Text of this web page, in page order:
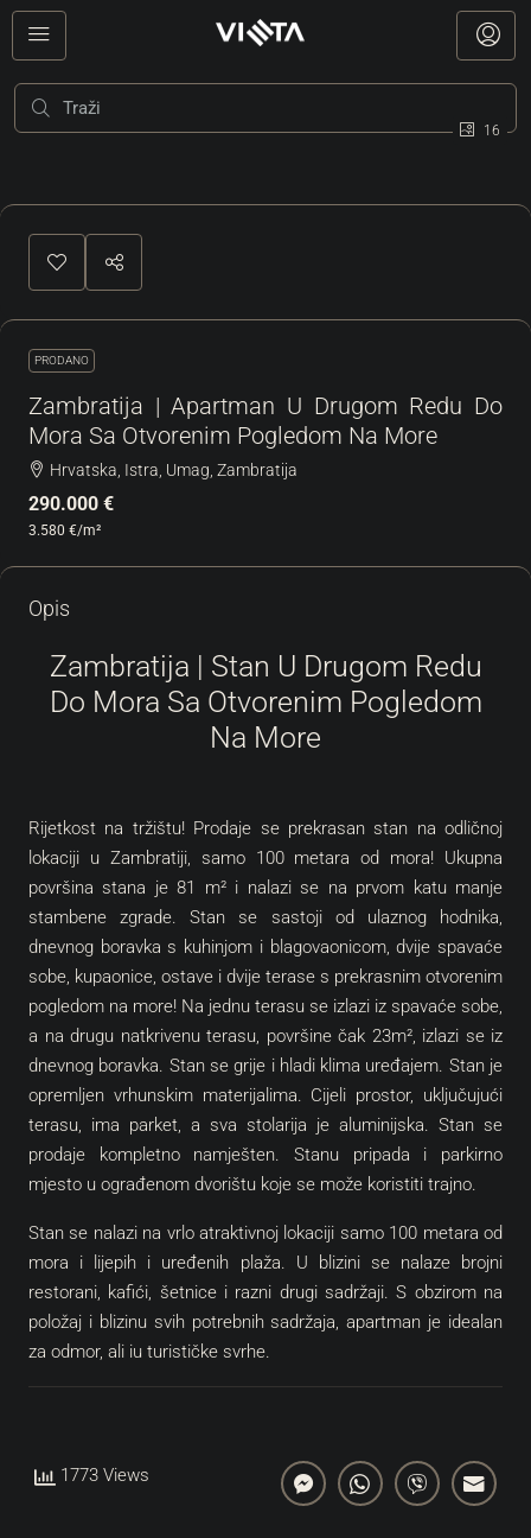
16
PRODANO
Zambratija | Apartman U Drugom Redu Do
Mora Sa Otvorenim Pogledom Na More
Hrvatska, Istra, Umag, Zambratija
290.000 €
3.580 €/m²
Opis
Zambratija | Stan U Drugom Redu
Do Mora Sa Otvorenim Pogledom
Na More
Rijetkost na tržištu! Prodaje se prekrasan stan na odličnoj
lokaciji u Zambratiji, samo 100 metara od mora! Ukupna
površina stana je 81 m² i nalazi se na prvom katu manje
stambene zgrade. Stan se sastoji od ulaznog hodnika,
dnevnog boravka s kuhinjom i blagovaonicom, dvije spavaće
sobe, kupaonice, ostave i dvije terase s prekrasnim otvorenim
pogledom na more! Na jednu terasu se izlazi iz spavaće sobe,
a na drugu natkrivenu terasu, površine čak 23m², izlazi se iz
dnevnog boravka. Stan se grije i hladi klima uređajem. Stan je
opremljen vrhunskim materijalima. Cijeli prostor, uključujući
terasu, ima parket, a sva stolarija je aluminijska. Stan se
prodaje kompletno namješten. Stanu pripada i parkirno
mjesto u ograđenom dvorištu koje se može koristiti trajno.
Stan se nalazi na vrlo atraktivnoj lokaciji samo 100 metara od
mora i lijepih i uređenih plaža. U blizini se nalaze brojni
restorani, kafići, šetnice i razni drugi sadržaji. S obzirom na
položaj i blizinu svih potrebnih sadržaja, apartman je idealan
za odmor, ali iu turističke svrhe.
1773 Views